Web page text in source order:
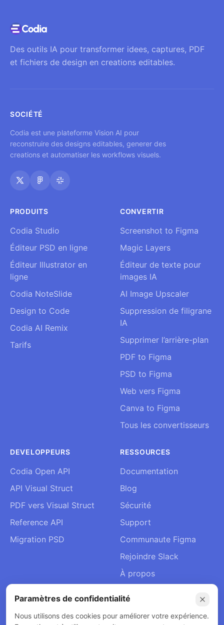
Des outils IA pour transformer idees, captures, PDF
et fichiers de design en creations editables.
SOCIÉTÉ
Codia est une plateforme Vision AI pour
reconstruire des designs editables, generer des
creations et automatiser les workflows visuels.
PRODUITS
Codia Studio
Éditeur PSD en ligne
Éditeur Illustrator en
ligne
Codia NoteSlide
Design to Code
Codia AI Remix
Tarifs
CONVERTIR
Screenshot to Figma
Magic Layers
Éditeur de texte pour
images IA
AI Image Upscaler
Suppression de filigrane
IA
Supprimer l’arrière-plan
PDF to Figma
PSD to Figma
Web vers Figma
Canva to Figma
Tous les convertisseurs
DEVELOPPEURS
Codia Open API
API Visual Struct
PDF vers Visual Struct
Reference API
Migration PSD
RESSOURCES
Documentation
Blog
Sécurité
Support
Communaute Figma
Rejoindre Slack
À propos
Paramètres de confidentialité
Nous utilisons des cookies pour améliorer votre expérience.